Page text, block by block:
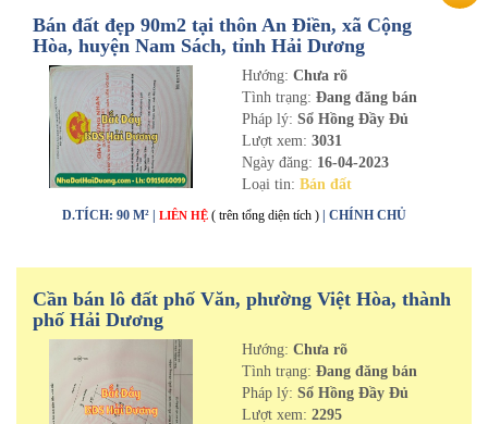
Bán đất đẹp 90m2 tại thôn An Điền, xã Cộng
Hòa, huyện Nam Sách, tỉnh Hải Dương
Hướng: Chưa rõ
Tình trạng: Đang đăng bán
Pháp lý: Sổ Hồng Đầy Đủ
Lượt xem: 3031
Ngày đăng: 16-04-2023
Loại tin: Bán đất
D.TÍCH: 90 M² | LIÊN HỆ ( trên tổng diện tích ) | CHÍNH CHỦ
Cần bán lô đất phố Văn, phường Việt Hòa, thành
phố Hải Dương
Hướng: Chưa rõ
Tình trạng: Đang đăng bán
Pháp lý: Sổ Hồng Đầy Đủ
Lượt xem: 2295